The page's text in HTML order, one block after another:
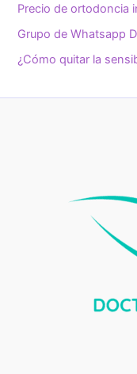
Precio de ortodoncia
Grupo de Whatsapp
¿Cómo quitar la